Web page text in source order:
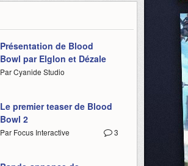
Présentation de Blood
Bowl par Elglon et Dézale
Par Cyanide Studio
Le premier teaser de Blood
Bowl 2
3
Par Focus Interactive